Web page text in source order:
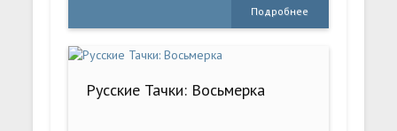
Подробнее
Русские Тачки: Восьмерка